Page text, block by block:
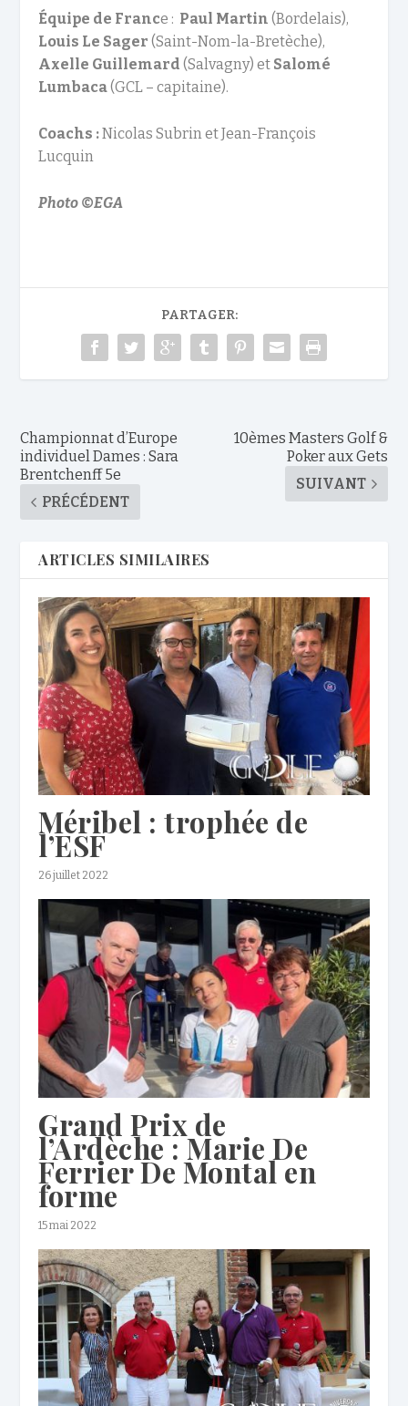
Équipe de France : Paul Martin (Bordelais),
Louis Le Sager (Saint-Nom-la-Bretèche),
Axelle Guillemard (Salvagny) et Salomé
Lumbaca(GCL – capitaine).
Coachs :Nicolas Subrin et Jean-François
Lucquin
Photo ©EGA
PARTAGER:
Championnat d’Europe
individuel Dames : Sara
Brentchenff 5e
PRÉCÉDENT
10èmes Masters Golf &
Poker aux Gets
SUIVANT
ARTICLES SIMILAIRES
Méribel : trophée de
l’ESF
26 juillet 2022
Grand Prix de
l’Ardèche : Marie De
Ferrier De Montal en
forme
15 mai 2022